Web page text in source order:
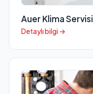
Auer Klima Servisi
Detaylı bilgi →